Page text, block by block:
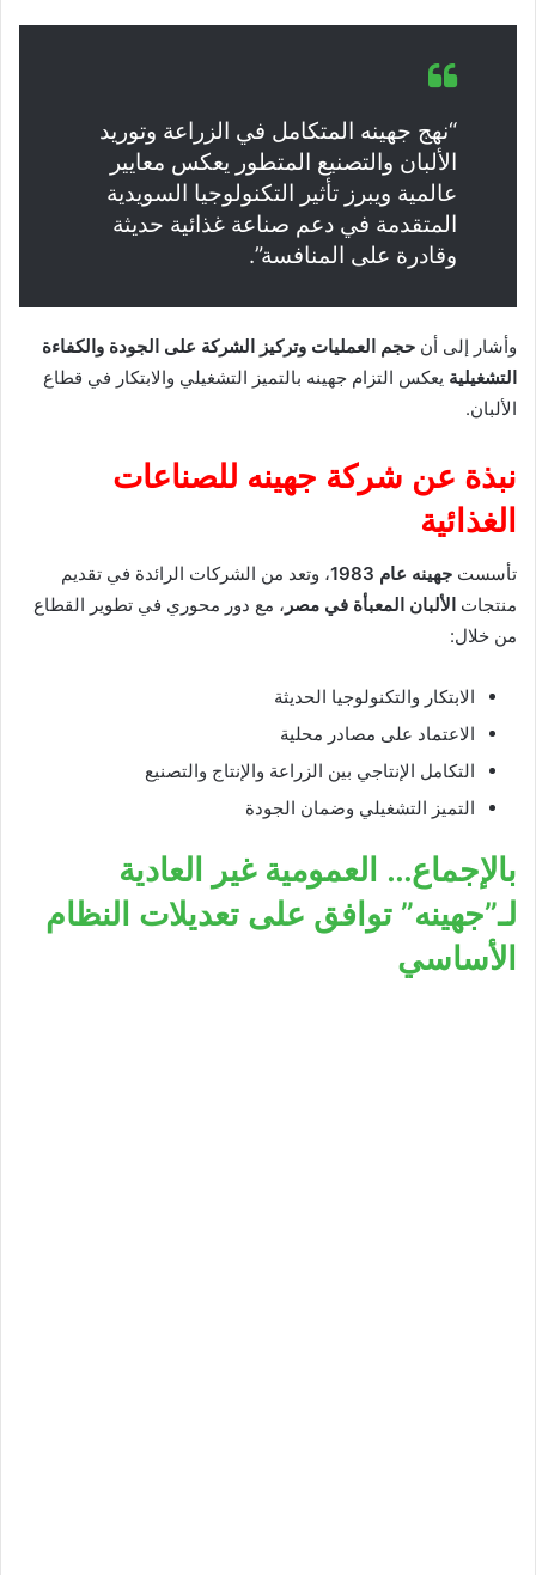
“نهج جهينه المتكامل في الزراعة وتوريد
الألبان والتصنيع المتطور يعكس معايير
عالمية ويبرز تأثير التكنولوجيا السويدية
المتقدمة في دعم صناعة غذائية حديثة
وقادرة على المنافسة”.
وأشار إلى أن حجم العمليات وتركيز الشركة على الجودة والكفاءة
التشغيلية يعكس التزام جهينه بالتميز التشغيلي والابتكار في قطاع
الألبان.
نبذة عن شركة جهينه للصناعات
الغذائية
تأسست جهينه عام 1983
، وتعد من الشركات الرائدة في تقديم
منتجات الألبان المعبأة في مصر ، مع دور محوري في تطوير القطاع
من خلال:
الابتكار والتكنولوجيا الحديثة
الاعتماد على مصادر محلية
التكامل الإنتاجي بين الزراعة والإنتاج والتصنيع
التميز التشغيلي وضمان الجودة
بالإجماع… العمومية غير العادية
لـ”جهينه” توافق على تعديلات النظام
الأساسي